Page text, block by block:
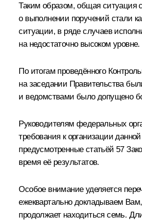
Таким образом, общая ситуация
о выполнении поручений стали
ситуации, в ряде случаев
на недостаточно высоком уровне.
По итогам проведённого
на заседании Правительства
и ведомствами было допущено
Руководителям федеральных
требования к организации
предусмотренные статьёй 57
время её результатов.
Особое внимание уделяется
ежеквартально докладываем
продолжает находиться семь.